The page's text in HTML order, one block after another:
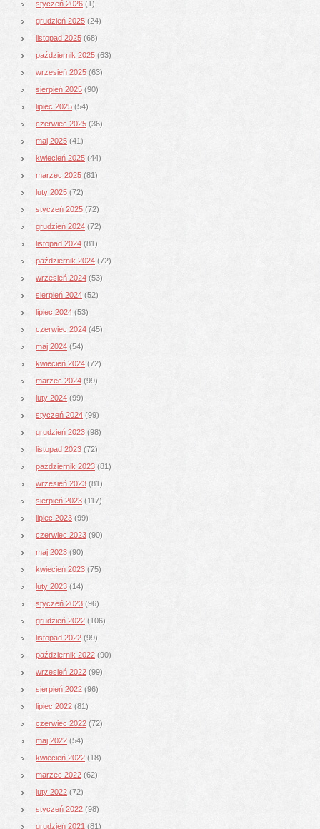
styczeń 2026 (1)
grudzień 2025 (24)
listopad 2025 (68)
październik 2025 (63)
wrzesień 2025 (63)
sierpień 2025 (90)
lipiec 2025 (54)
czerwiec 2025 (36)
maj 2025 (41)
kwiecień 2025 (44)
marzec 2025 (81)
luty 2025 (72)
styczeń 2025 (72)
grudzień 2024 (72)
listopad 2024 (81)
październik 2024 (72)
wrzesień 2024 (53)
sierpień 2024 (52)
lipiec 2024 (53)
czerwiec 2024 (45)
maj 2024 (54)
kwiecień 2024 (72)
marzec 2024 (99)
luty 2024 (99)
styczeń 2024 (99)
grudzień 2023 (98)
listopad 2023 (72)
październik 2023 (81)
wrzesień 2023 (81)
sierpień 2023 (117)
lipiec 2023 (99)
czerwiec 2023 (90)
maj 2023 (90)
kwiecień 2023 (75)
luty 2023 (14)
styczeń 2023 (96)
grudzień 2022 (106)
listopad 2022 (99)
październik 2022 (90)
wrzesień 2022 (99)
sierpień 2022 (96)
lipiec 2022 (81)
czerwiec 2022 (72)
maj 2022 (54)
kwiecień 2022 (18)
marzec 2022 (62)
luty 2022 (72)
styczeń 2022 (98)
grudzień 2021 (81)